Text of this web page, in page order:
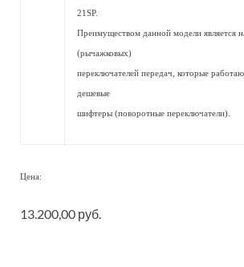
21SP.
Преимуществом данной модели является
(рычажковых)
переключателей передач, которые
дешевые
шифтеры (поворотные переключатели).
Цена:
13.200,00 руб.